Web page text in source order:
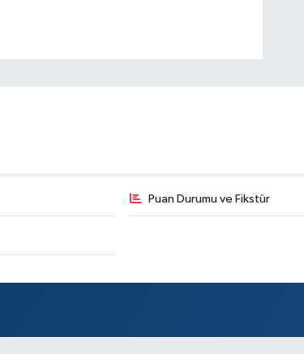
Puan Durumu ve Fikstür